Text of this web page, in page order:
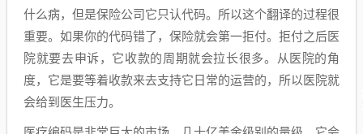
什么病，但是保险公司它只认代码。所以这个翻译的过程很
重要。如果你的代码错了，保险就会第一拒付。拒付之后医
院就要去申诉，它收款的周期就会拉长很多。从医院的角
度，它是要等着收款来去支持它日常的运营的，所以医院就
会给到医生压力。